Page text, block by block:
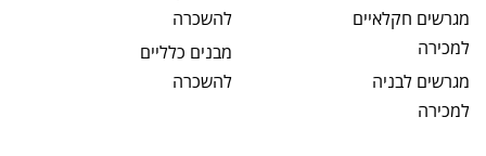
מגרשים חקלאיים
למכירה
מגרשים לבניה
למכירה
להשכרה
מבנים כלליים
להשכרה